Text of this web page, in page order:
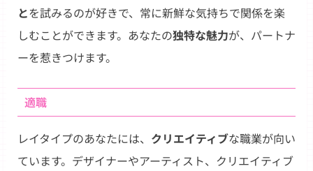
とを試みるのが好きで、常に新鮮な気持ちで関係を楽
しむことができます。あなたの独特な魅力が、パートナ
ーを惹きつけます。
適職
レイタイプのあなたには、 クリエイティブな職業が向い
ています。デザイナーやアーティスト、クリエイティブ